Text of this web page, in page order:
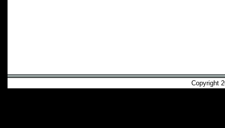
Copyright